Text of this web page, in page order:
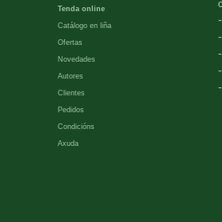
Tenda online
Catálogo en liña
Ofertas
Novedades
Autores
Clientes
Pedidos
Condicións
Axuda
-
-
-
-
-